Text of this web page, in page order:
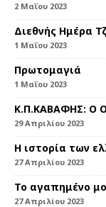
2 Μαΐου 2023
Διεθνής Ημέρα
1 Μαΐου 2023
Πρωτομαγιά
1 Μαΐου 2023
Κ.Π.ΚΑΒΑΦΗΣ: Ο
29 Απριλίου 2023
Η ιστορία των
27 Απριλίου 2023
Το αγαπημένο
27 Απριλίου 2023